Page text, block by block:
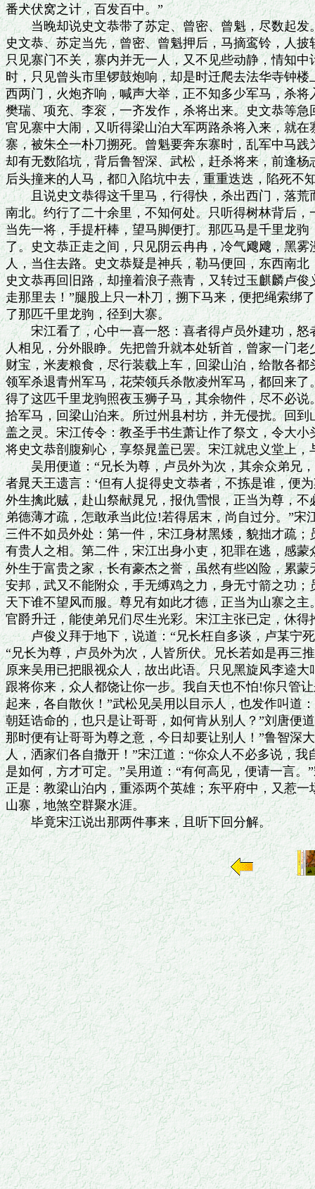
番犬伏窝之计，百发百中。”
当晚却说史文恭带了苏定、曾密、曾魁，尽数起发
史文恭、苏定当先，曾密、曾魁押后，马摘鸾铃，人
只见寨门不关，寨内并无一人，又不见些动静，情知
时，只见曾头市里锣鼓炮响，却是时迁爬去法华寺钟
西两门，火炮齐响，喊声大举，正不知多少军马，杀
樊瑞、项充、李衮，一齐发作，杀将出来。史文恭等
官见寨中大闹，又听得梁山泊大军两路杀将入来，就
寨，被朱仝一朴刀搠死。曾魁要奔东寨时，乱军中马
却有无数陷坑，背后鲁智深、武松，赶杀将来，前逢
后头撞来的人马，都入陷坑中去，重重迭迭，陷死不
且说史文恭得这千里马，行得快，杀出西门，落荒
南北。约行了二十余里，不知何处。只听得树林背后
当先一将，手提杆棒，望马脚便打。那匹马是千里龙
了。史文恭正走之间，只见阴云冉冉，冷气飕飕，黑
人，当住去路。史文恭疑是神兵，勒马便回，东西南
史文恭再回旧路，却撞着浪子燕青，又转过玉麒麟卢俊
走那里去！”腿股上只一朴刀，搠下马来，便把绳索绑
了那匹千里龙驹，径到大寨。
宋江看了，心中一喜一怒：喜者得卢员外建功，怒
人相见，分外眼睁。先把曾升就本处斩首，曾家一门
财宝，米麦粮食，尽行装载上车，回梁山泊，给散各
领军杀退青州军马，花荣领兵杀散凌州军马，都回来
得了这匹千里龙驹照夜玉狮子马，其余物件，尽不必
拾军马，回梁山泊来。所过州县村坊，并无侵扰。回
盖之灵。宋江传令：教圣手书生萧让作了祭文，令大
将史文恭剖腹剜心，享祭晁盖已罢。宋江就忠义堂上
吴用便道：“兄长为尊，卢员外为次，其余众弟兄，
者晁天王遗言：‘但有人捉得史文恭者，不拣是谁，便
外生擒此贼，赴山祭献晁兄，报仇雪恨，正当为尊，不
弟德薄才疏，怎敢承当此位!若得居末，尚自过分。”宋
三件不如员外处：第一件，宋江身材黑矮，貌拙才疏
有贵人之相。第二件，宋江出身小吏，犯罪在逃，感
外生于富贵之家，长有豪杰之誉，虽然有些凶险，累
安邦，武又不能附众，手无缚鸡之力，身无寸箭之功
天下谁不望风而服。尊兄有如此才德，正当为山寨之
官爵升迁，能使弟兄们尽生光彩。宋江主张已定，休得
卢俊义拜于地下，说道：“兄长枉自多谈，卢某宁死
“兄长为尊，卢员外为次，人皆所伏。兄长若如是再三
原来吴用已把眼视众人，故出此语。只见黑旋风李逵大
跟将你来，众人都饶让你一步。我自天也不怕!你只管
起来，各自散伙！”武松见吴用以目示人，也发作叫道
朝廷诰命的，也只是让哥哥，如何肯从别人？”刘唐便
那时便有让哥哥为尊之意，今日却要让别人！”鲁智深
人，洒家们各自撒开！”宋江道：“你众人不必多说，我
是如何，方才可定。”吴用道：“有何高见，便请一言。
正是：教梁山泊内，重添两个英雄；东平府中，又惹
山寨，地煞空群聚水涯。